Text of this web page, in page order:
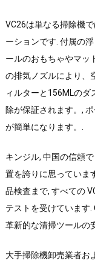
VC26は単なる掃除機
ーションです. 付属の
ールのおもちゃやマッ
の排気ノズルにより、
ィルターと156MLの
除が保証されます。,
が簡単になります。.
キンジル, 中国の信頼
置を誇りに思っていま
品検査まで, すべての
テストを受けています.
革新的な清掃ツールの
大手掃除機卸売業者お